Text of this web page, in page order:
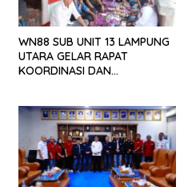
WN88 SUB UNIT 13 LAMPUNG
UTARA GELAR RAPAT
KOORDINASI DAN